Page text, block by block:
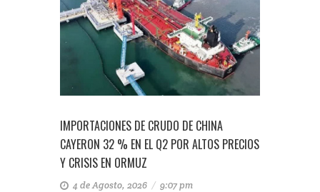
IMPORTACIONES DE CRUDO DE CHINA
CAYERON 32 % EN EL Q2 POR ALTOS PRECIOS
Y CRISIS EN ORMUZ
4 de Agosto, 2026 / 9:07 pm